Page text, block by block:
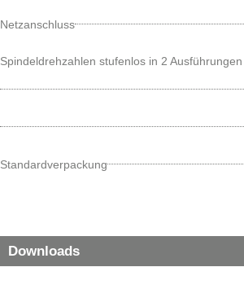
Netzanschluss
Spindeldrehzahlen stufenlos in 2
Standardverpackung
Downloads